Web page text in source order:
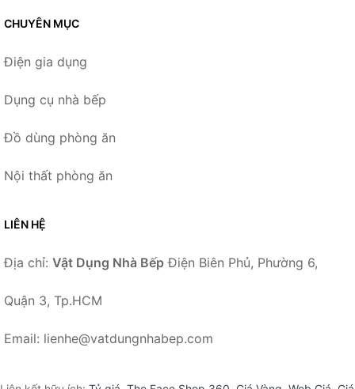
CHUYÊN MỤC
Điện gia dụng
Dụng cụ nhà bếp
Đồ dùng phòng ăn
Nội thất phòng ăn
LIÊN HỆ
Địa chỉ: Vật Dụng Nhà Bếp Điện Biên Phủ, Phường 6,
Quận 3, Tp.HCM
Email: lienhe@vatdungnhabep.com